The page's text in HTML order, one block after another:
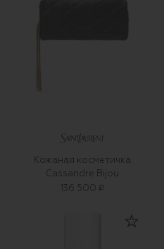
Кожаная косметичка
Cassandre Bijou
136 500 ₽